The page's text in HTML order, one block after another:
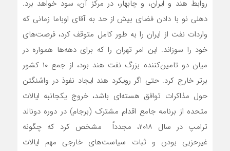
روابط هند و ایران، و چابهار، در مرکز آن، سود خواهد برد.
دهلی نو با دادن فضای بیش از حد به آقای اوباما زمانی که
واردات نفت از ایران را به طور کامل متوقف کرد، فرصت‌های
خود را سوزاند. این امر تهران را که برای دهه‌ها همواره در
میان دو تامین‌کننده بزرگ نفت هند بود، از جمع ۱۰ کشور
برتر خارج کرد. حتی اگر رویکرد هند ایجاد نفوذ در واشنگتن
حول مذاکرات توافق هسته‌ای باشد، خروج یکجانبه ایالات
متحده از برنامه جامع اقدام مشترک (برجام) در دوره دونالد
ترامپ در سال ۲۰۱۸، مجدداً مشخص کرد که چگونه
غیرحزبی بودن و ثبات سیاست‌های خارجی مهم ایالات